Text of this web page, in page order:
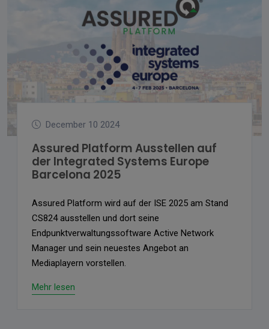
December 10 2024
Assured Platform Ausstellen auf
der Integrated Systems Europe
Barcelona 2025
Assured Platform wird auf der ISE 2025 am Stand
CS824 ausstellen und dort seine
Endpunktverwaltungssoftware Active Network
Manager und sein neuestes Angebot an
Mediaplayern vorstellen.
Mehr lesen